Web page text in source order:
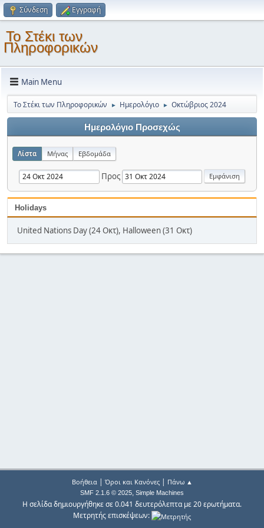
Σύνδεση Εγγραφή
Το Στέκι των
Πληροφορικών
Main Menu
Το Στέκι των Πληροφορικών ► Ημερολόγιο ► Οκτώβριος 2024
Ημερολόγιο Προσεχώς
Λίστα Μήνας Εβδομάδα
Προς
Holidays
United Nations Day (24 Οκτ), Halloween (31 Οκτ)
Βοήθεια| Όροι και Κανόνες| Πάνω ▲
SMF 2.1.6 © 2025, Simple Machines
Η σελίδα δημιουργήθηκε σε 0.041 δευτερόλεπτα με 20 ερωτήματα.
Μετρητής επισκέψεων: